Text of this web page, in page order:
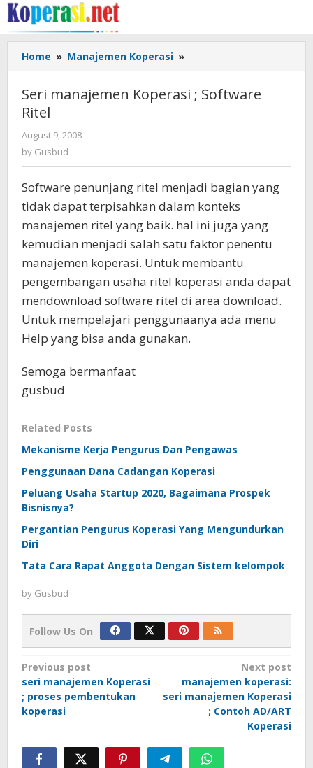
Skip
to
content
Home » Manajemen Koperasi »
manajemen
;
Seri manajemen Koperasi ; Software
Ritel
August 9, 2008
by Gusbud
Software penunjang ritel menjadi bagian yang
tidak dapat terpisahkan dalam konteks
manajemen ritel yang baik. hal ini juga yang
kemudian menjadi salah satu faktor penentu
manajemen koperasi. Untuk membantu
pengembangan usaha ritel koperasi anda dapat
mendownload software ritel di area download.
Untuk mempelajari penggunaanya ada menu
Help yang bisa anda gunakan.
Semoga bermanfaat
gusbud
Related Posts
Mekanisme Kerja Pengurus Dan Pengawas
Penggunaan Dana Cadangan Koperasi
Peluang Usaha Startup 2020, Bagaimana Prospek
Bisnisnya?
Pergantian Pengurus Koperasi Yang Mengundurkan
Diri
Tata Cara Rapat Anggota Dengan Sistem kelompok
by Gusbud
Follow Us On
Post
navigation
Previous post
seri manajemen Koperasi
; proses pembentukan
koperasi
Next post
manajemen koperasi:
seri manajemen Koperasi
; Contoh AD/ART
Koperasi